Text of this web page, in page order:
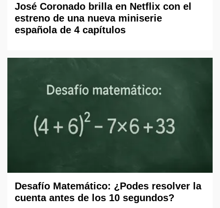
José Coronado brilla en Netflix con el
estreno de una nueva miniserie
española de 4 capítulos
Desafío Matemático: ¿Podes resolver la
cuenta antes de los 10 segundos?